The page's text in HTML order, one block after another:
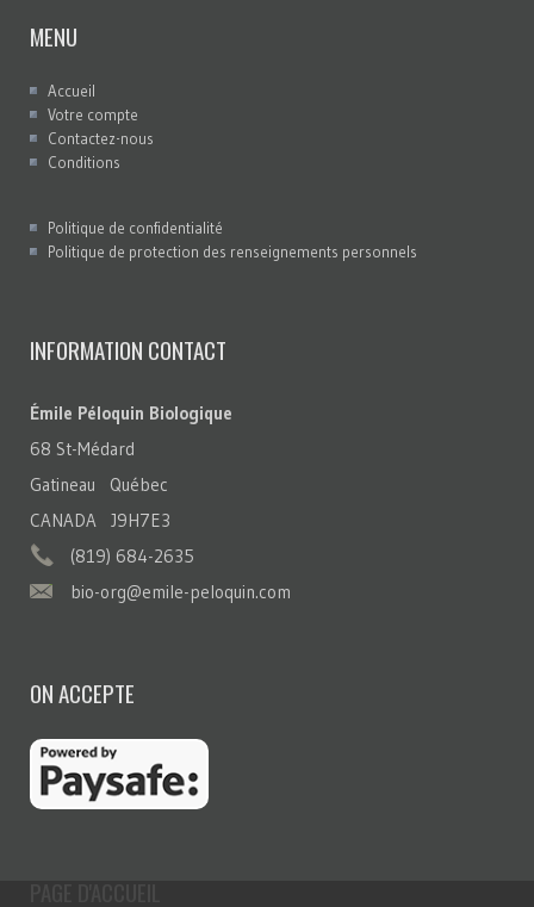
MENU
Accueil
Votre compte
Contactez-nous
Conditions
Politique de confidentialité
Politique de protection des renseignements personnels
INFORMATION CONTACT
Émile Péloquin Biologique
68 St-Médard
Gatineau Québec
CANADA J9H7E3
(819) 684-2635
bio-org@emile-peloquin.com
ON ACCEPTE